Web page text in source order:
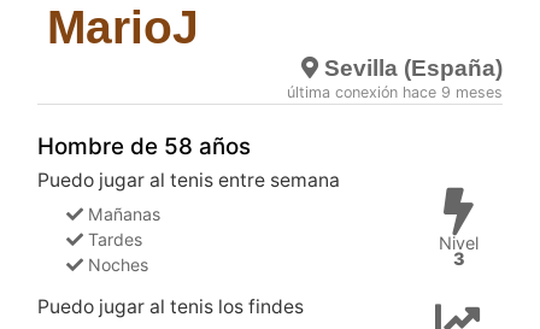
MarioJ
Sevilla (España)
última conexión hace 9 meses
Hombre de 58 años
Puedo jugar al tenis entre semana
Mañanas
Tardes
Noches
Puedo jugar al tenis los findes
Nivel
3